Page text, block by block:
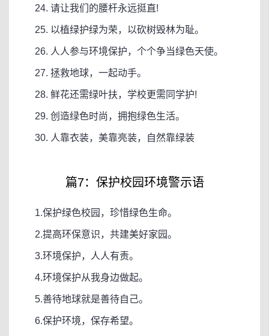
24. 请让我们的腰杆永远挺直!
25. 以植绿护绿为荣，以砍树毁林为耻。
26. 人人参与环境保护，个个争当绿色天使。
27. 拯救地球，一起动手。
28. 鲜花还需绿叶扶，学校更需同学护!
29. 创造绿色时尚，拥抱绿色生活。
30. 人靠衣装，美靠亮装，自然靠绿装
篇7：保护校园环境警示语
1.保护绿色校园，珍惜绿色生命。
2.提高环保意识，共建美好家园。
3.环境保护，人人有责。
4.环境保护从我身边做起。
5.善待地球就是善待自己。
6.保护环境，保存希望。